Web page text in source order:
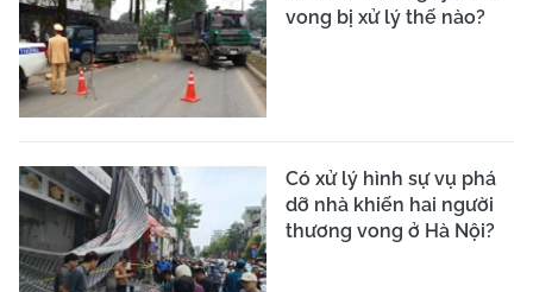
vong bị xử lý thế nào?
Có xử lý hình sự vụ phá
dỡ nhà khiến hai người
thương vong ở Hà Nội?